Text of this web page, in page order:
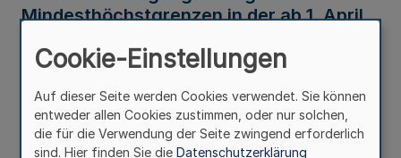
Mindesthöchstgrenzen in der ab 1. April
Verwaltungsvorschrift
Cookie-Einstellungen
Auf dieser Seite werden Cookies verwendet. Sie können
entweder allen Cookies zustimmen, oder nur solchen,
die für die Verwendung der Seite zwingend erforderlich
sind. Hier finden Sie die Datenschutzerklärung